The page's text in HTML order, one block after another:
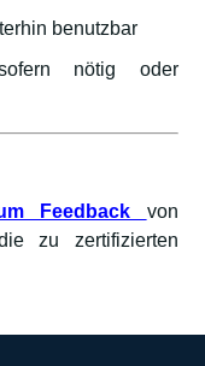
benutzbar
nötig oder
Feedback von
zu zertifizierten